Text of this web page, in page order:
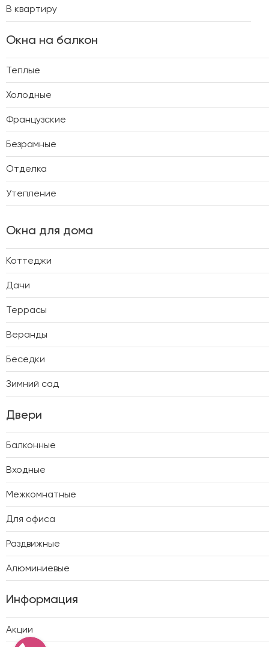
В квартиру
Окна на балкон
Теплые
Холодные
Французские
Безрамные
Отделка
Утепление
Окна для дома
Коттеджи
Дачи
Террасы
Веранды
Беседки
Зимний сад
Двери
Балконные
Входные
Межкомнатные
Для офиса
Раздвижные
Алюминиевые
Информация
Акции